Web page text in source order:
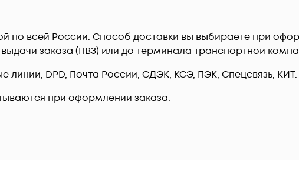
по всей России. Способ доставки вы выбираете при
заказа (ПВЗ) или до терминала транспортной
линии, DPD, Почта России, СДЭК, КСЭ, ПЭК, Спецсвязь, КИТ.
при оформлении заказа.